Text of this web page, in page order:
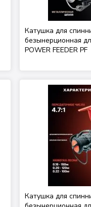
Катушка для
безынерционная
POWER FEEDER PF
Катушка для